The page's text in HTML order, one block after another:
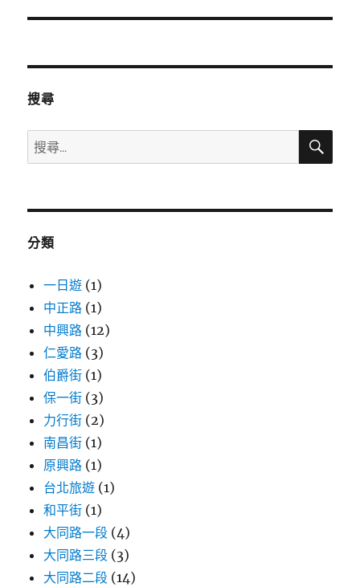
篇
章:
搜尋
搜
尋
鍵
搜
分類
一日遊 (1)
中正路 (1)
中興路 (12)
仁愛路 (3)
伯爵街 (1)
保一街 (3)
力行街 (2)
南昌街 (1)
原興路 (1)
台北旅遊 (1)
和平街 (1)
大同路一段 (4)
大同路三段 (3)
大同路二段 (14)